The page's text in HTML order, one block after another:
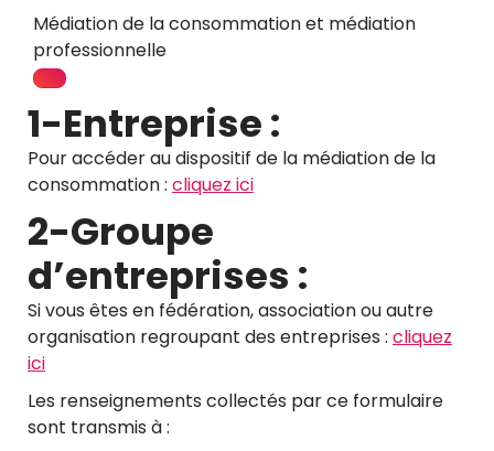
Médiation de la consommation et médiation
professionnelle
1-Entreprise :
Pour accéder au dispositif de la médiation de la
consommation : cliquez ici
2-Groupe
d’entreprises :
Si vous êtes en fédération, association ou autre
organisation regroupant des entreprises : cliquez
ici
Les renseignements collectés par ce formulaire
sont transmis à :